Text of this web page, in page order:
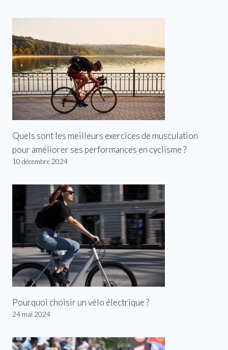
Quels sont les meilleurs exercices de musculation
pour améliorer ses performances en cyclisme ?
10 décembre 2024
Pourquoi choisir un vélo électrique ?
24 mai 2024